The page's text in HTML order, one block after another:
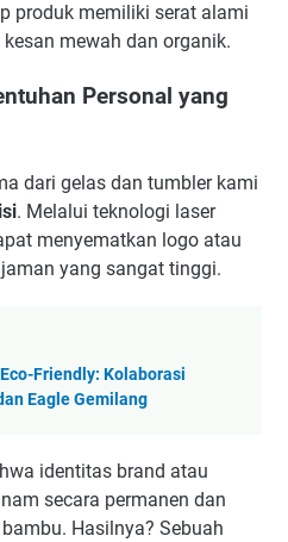
produk memiliki serat alami
mewah dan organik.
Personal yang
dari gelas dan tumbler kami
. Melalui teknologi laser
menyematkan logo atau
yang sangat tinggi.
Friendly: Kolaborasi
Eagle Gemilang
identitas brand atau
secara permanen dan
Hasilnya? Sebuah